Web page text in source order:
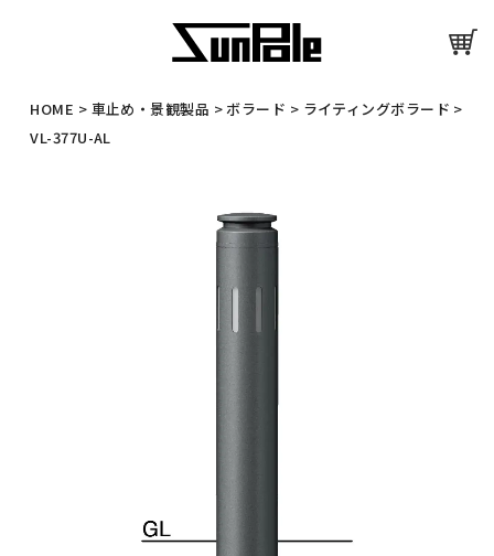
HOME > 車止め・景観製品 > ボラード > ライティングボラード >
VL-377U-AL